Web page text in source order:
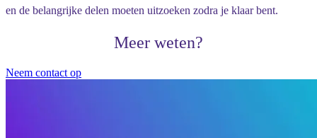
en de belangrijke delen moeten uitzoeken zodra je klaar bent.
Meer weten?
Neem contact op